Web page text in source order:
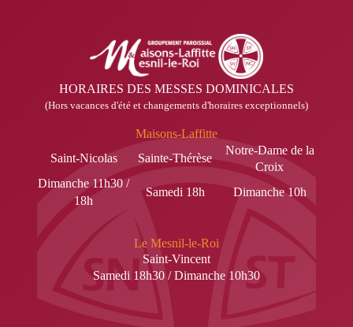
HORAIRES DES MESSES DOMINICALES
(Hors vacances d'été et changements d'horaires exceptionnels)
Maisons-Laffitte
Saint-Nicolas
Sainte-Thérèse
Notre-Dame de la
Croix
Dimanche 11h30 /
18h
Samedi 18h Dimanche 10h
Le Mesnil-le-Roi
Saint-Vincent
Samedi 18h30 / Dimanche 10h30